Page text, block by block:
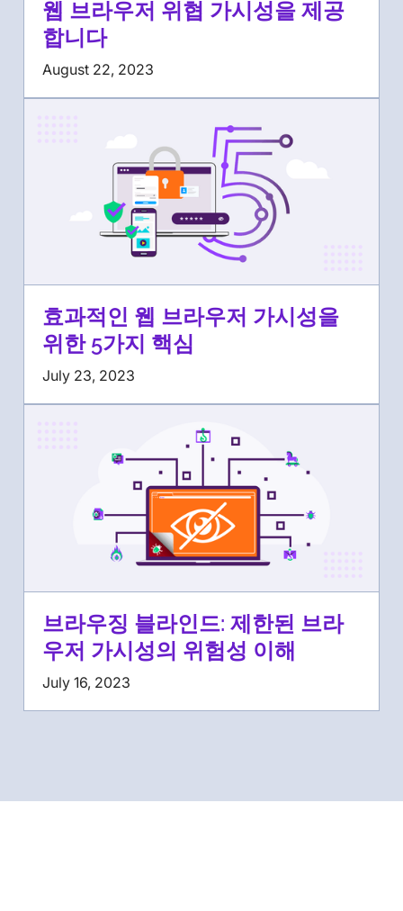
웹 브라우저 위협 가시성을 제공
합니다
August 22, 2023
효과적인 웹 브라우저 가시성을
위한 5가지 핵심
July 23, 2023
브라우징 블라인드: 제한된 브라
우저 가시성의 위험성 이해
July 16, 2023